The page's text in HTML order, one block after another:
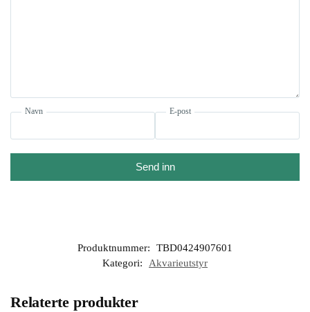
Navn E-post
Send inn
Produktnummer:
TBD0424907601
Kategori:
Akvarieutstyr
Relaterte produkter